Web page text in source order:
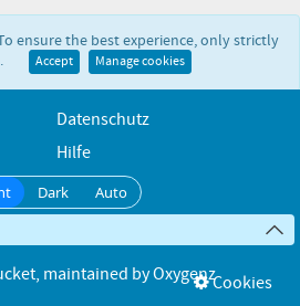
ensure the best experience, only strictly
Accept Manage cookies
Datenschutz
Hilfe
Dark Auto
, maintained byOxygenzCookies